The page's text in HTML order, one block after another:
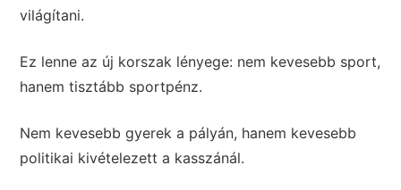
világítani.
Ez lenne az új korszak lényege: nem kevesebb sport,
hanem tisztább sportpénz.
Nem kevesebb gyerek a pályán, hanem kevesebb
politikai kivételezett a kasszánál.